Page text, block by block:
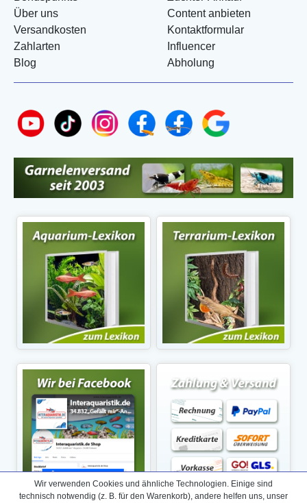
Über uns
Versandkosten
Zahlarten
Blog
Content anbieten
Kontaktformular
Influencer
Abholung
Wir verwenden Cookies und ähnliche Technologien. Einige sind
technisch notwendig (z. B. für den Warenkorb), andere helfen uns, unser